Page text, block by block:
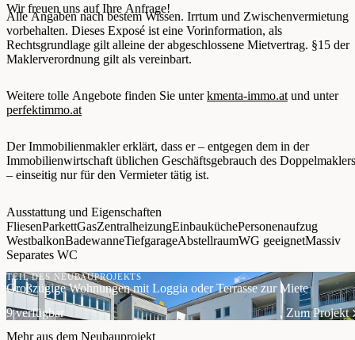
Wir freuen uns auf Ihre Anfrage!
Alle Angaben nach bestem Wissen. Irrtum und Zwischenvermietung
vorbehalten. Dieses Exposé ist eine Vorinformation, als
Rechtsgrundlage gilt alleine der abgeschlossene Mietvertrag. §15 der
Maklerverordnung gilt als vereinbart.
Weitere tolle Angebote finden Sie unterkmenta-immo.at und unter
perfektimmo.at
Der Immobilienmakler erklärt, dass er – entgegen dem in der
Immobilienwirtschaft üblichen Geschäftsgebrauch des Doppelmaklers
– einseitig nur für den Vermieter tätig ist.
Ausstattung und Eigenschaften
FliesenParkettGasZentralheizungEinbauküchePersonenaufzug
WestbalkonBadewanneTiefgarageAbstellraumWG geeignetMassiv
Separates WC
TEIL DES NEUBAUPROJEKTS
Großzügige Wohnungen mit Loggia oder Terrasse zur Miete
9 verfügbar
Zum Projekt
Mehr aus dem Neubauprojekt